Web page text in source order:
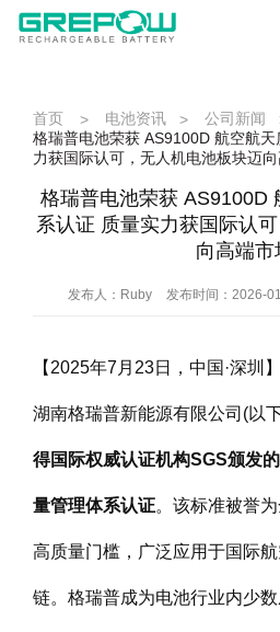
首页 > 电池资讯 > 公司新闻
格瑞普电池荣获 AS9100D 航空航
力获国际认可，无人机电池板块迈
格瑞普电池荣获 AS9100D
系认证 质量实力获国际认
向高端市
发布人：Ruby 发布时间：2026-
【2025年7月23日，中国·深圳
湖南格瑞普新能源有限公司(以
得国际权威认证机构SGS颁发
量管理体系认证。该标准被誉
高质量门槛，广泛应用于国际
链。格瑞普成为电池行业内少数